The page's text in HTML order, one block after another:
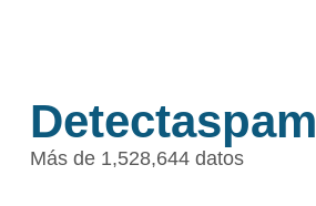
Detectaspam
Más de 1,528,644 datos